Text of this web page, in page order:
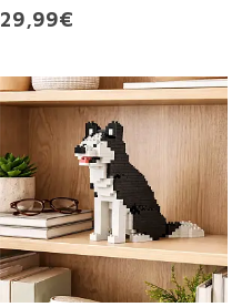
29,99€